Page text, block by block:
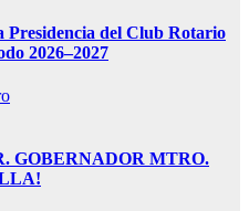
Presidencia del Club Rotario
2026–2027
GOBERNADOR MTRO.